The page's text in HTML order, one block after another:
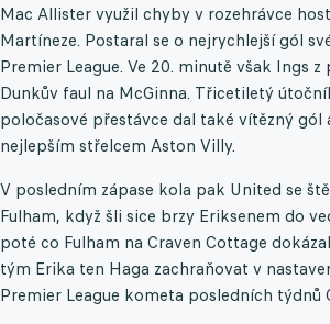
Mac Allister využil chyby v rozehrávce
Martíneze. Postaral se o nejrychlejší gól
Premier League. Ve 20. minutě však Ings
Dunkův faul na McGinna. Třicetiletý
poločasové přestávce dal také vítězný gól
nejlepším střelcem Aston Villy.
V posledním zápase kola pak United se
Fulham, když šli sice brzy Eriksenem do
poté co Fulham na Craven Cottage
tým Erika ten Haga zachraňovat v
Premier League kometa posledních týdnů